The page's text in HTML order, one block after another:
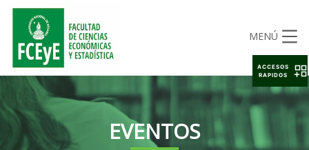
MENÚ
EVENTOS
ACCESOS
RAPIDOS